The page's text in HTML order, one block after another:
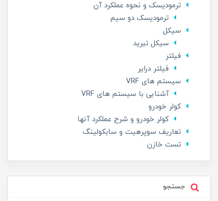
ترمودیسک و نحوه عملکرد آن
ترمودیسک دو سیم
سیکل
سیکل تبرید
فیلتر
فیلتر درایر
سیستم های VRF
آشنایی با سیستم های VRF
کولر خودرو
کولر خودرو و شرح عملکرد آنها
تعاریف سوپرهیت و سابکولینگ
تست خازن
جستجو